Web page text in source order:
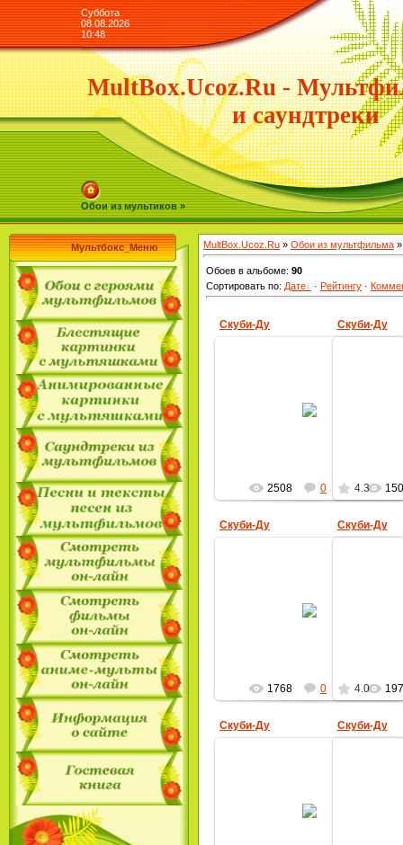
Суббота
08.08.2026
10:48
MultBox.Ucoz.Ru -
и саундтреки
Обои из мультиков »
Мультбокс_Меню MultBox.Ucoz.Ru » Обои из мультфильма
Обоев в альбоме: 90
Сортировать по: Дате · Рейтингу ·
Скуби-Ду
2508 0 4.3
Скуби-Ду
Скуби-Ду
1768 0 4.0
Скуби-Ду
Скуби-Ду Скуби-Ду